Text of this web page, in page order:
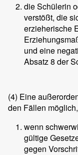
die Schülerin
verstößt, die
erzieherische
und eine
Absatz 8 der
(4) Eine
den Fällen möglich,
wenn
gültige
gegen